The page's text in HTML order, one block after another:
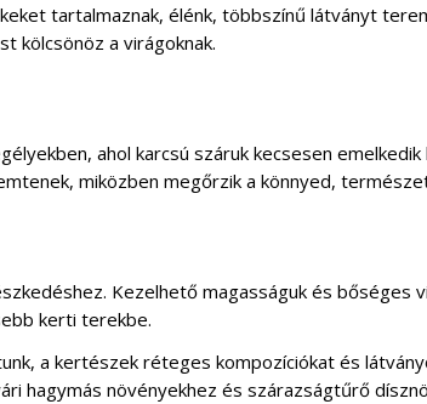
tartalmaznak, élénk, többszínű látványt
kölcsönöz a virágoknak.
ahol karcsú száruk kecsesen
miközben megőrzik a könnyed,
Kezelhető magasságuk és bőséges
kerti terekbe.
a kertészek réteges kompozíciókat és
hagymás növényekhez és szárazságtűrő